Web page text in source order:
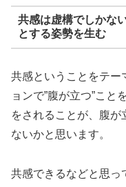
共感は虚構でしかな
とする姿勢を生む
共感ということをテー
ョンで”腹が立つ”こ
をされることが、腹
ないかと思います。
共感できるなどと思っ